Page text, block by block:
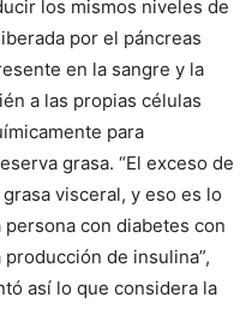
los mismos niveles de
por el páncreas
en la sangre y la
a las propias células
para
grasa. “El exceso de
visceral, y eso es lo
con diabetes con
de insulina”,
así lo que considera la